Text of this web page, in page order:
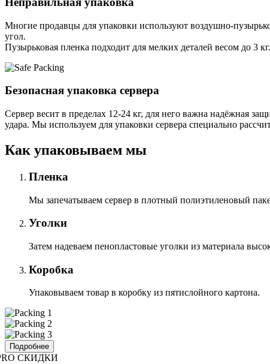
Многие продавцы для упаковки используют воздушно-
угол.
Пузырьковая пленка подходит для мелких деталей весом до 3 кг.
Безопасная упаковка сервера
Сервер весит в пределах 12-24 кг, для него важна надёжная
удара. Мы используем для упаковки сервера специально
Как упаковываем мы
Пленка
Мы запечатываем сервер в плотный полиэтиленовый
Уголки
Затем надеваем пенопластовые уголки из материала
Коробка
Упаковываем товар в коробку из пятислойного картона.
Подробнее
СКИДКИ